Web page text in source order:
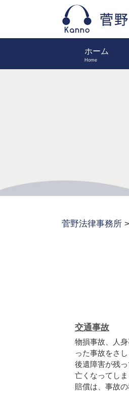
ホーム
菅野法律事務所 >
交通事故
物損事故、人身
った事故をさ
後遺障害が残
亡くなってし
賠償は、事故